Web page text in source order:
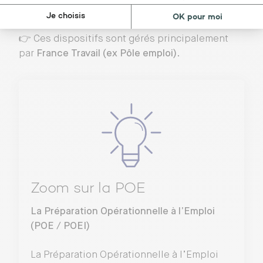
Financements régionaux
👉 Ces dispositifs sont gérés principalement
par France Travail (ex Pôle emploi).
Zoom sur la POE
La Préparation Opérationnelle à l’Emploi
(POE / POEI)
La Préparation Opérationnelle à l’Emploi